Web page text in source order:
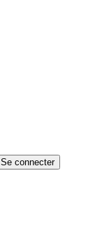
Se connecter